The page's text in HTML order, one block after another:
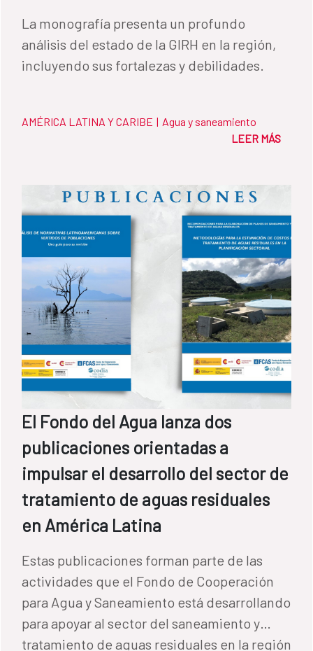
La monografía presenta un profundo
análisis del estado de la GIRH en la región,
incluyendo sus fortalezas y debilidades.
AMÉRICA LATINA Y CARIBE | Agua y saneamiento
LEER MÁS
El Fondo del Agua lanza dos
publicaciones orientadas a
impulsar el desarrollo del sector de
tratamiento de aguas residuales
en América Latina
Estas publicaciones forman parte de las
actividades que el Fondo de Cooperación
para Agua y Saneamiento está desarrollando
para apoyar al sector del saneamiento y
tratamiento de aguas residuales en la región